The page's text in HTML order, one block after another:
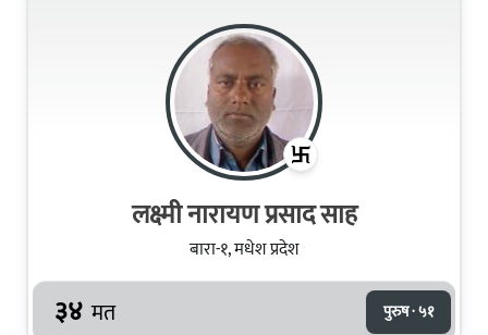
लक्ष्मी नारायण प्रसाद साह
बारा-१, मधेश प्रदेश
३४ मत पुरुष · ५१